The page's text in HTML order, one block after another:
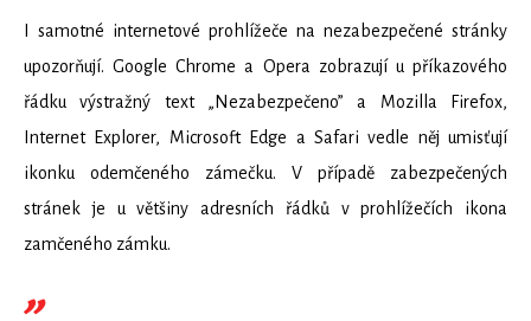
I samotné internetové prohlížeče na nezabezpečené stránky
upozorňují. Google Chrome a Opera zobrazují u příkazového
řádku výstražný text „Nezabezpečeno” a Mozilla Firefox,
Internet Explorer, Microsoft Edge a Safari vedle něj umisťují
ikonku odemčeného zámečku. V případě zabezpečených
stránek je u většiny adresních řádků v prohlížečích ikona
zamčeného zámku.